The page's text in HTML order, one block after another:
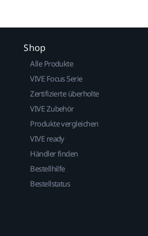
Shop
Alle Produkte
VIVE Focus Serie
Zertifizierte überholte
VIVE Zubehör
Produkte vergleichen
VIVE ready
Händler finden
Bestellhilfe
Bestellstatus